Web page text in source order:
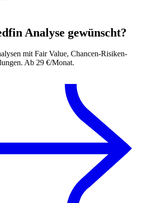
Analyse gewünscht?
mit Fair Value, Chancen-Risiken-
Ab 29 €/Monat.